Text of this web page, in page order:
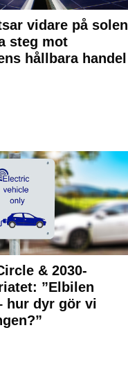
vidare på solen
steg mot
hållbara handel
& 2030-
”Elbilen
hur dyr gör vi